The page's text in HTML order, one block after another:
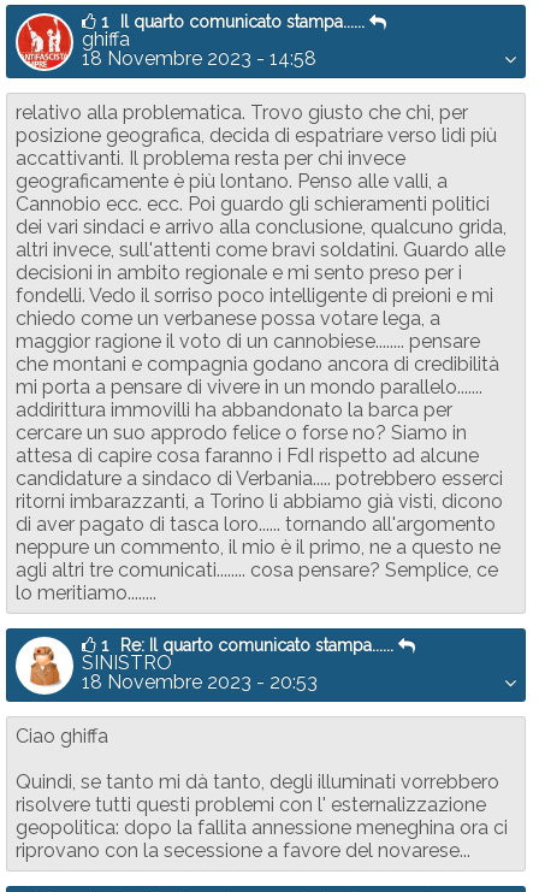
1 Il quarto comunicato stampa......
ghiffa
18 Novembre 2023 - 14:58
relativo alla problematica. Trovo giusto che chi, per
posizione geografica, decida di espatriare verso lidi più
accattivanti. Il problema resta per chi invece
geograficamente è più lontano. Penso alle valli, a
Cannobio ecc. ecc. Poi guardo gli schieramenti politici
dei vari sindaci e arrivo alla conclusione, qualcuno grida,
altri invece, sull'attenti come bravi soldatini. Guardo alle
decisioni in ambito regionale e mi sento preso per i
fondelli. Vedo il sorriso poco intelligente di preioni e mi
chiedo come un verbanese possa votare lega, a
maggior ragione il voto di un cannobiese........ pensare
che montani e compagnia godano ancora di credibilità
mi porta a pensare di vivere in un mondo parallelo.......
addirittura immovilli ha abbandonato la barca per
cercare un suo approdo felice o forse no? Siamo in
attesa di capire cosa faranno i FdI rispetto ad alcune
candidature a sindaco di Verbania..... potrebbero esserci
ritorni imbarazzanti, a Torino li abbiamo già visti, dicono
di aver pagato di tasca loro...... tornando all'argomento
neppure un commento, il mio è il primo, ne a questo ne
agli altri tre comunicati........ cosa pensare? Semplice, ce
lo meritiamo........
1 Re: Il quarto comunicato stampa......
SINISTRO
18 Novembre 2023 - 20:53
Ciao ghiffa
Quindi, se tanto mi dà tanto, degli illuminati vorrebbero
risolvere tutti questi problemi con l' esternalizzazione
geopolitica: dopo la fallita annessione meneghina ora ci
riprovano con la secessione a favore del novarese...